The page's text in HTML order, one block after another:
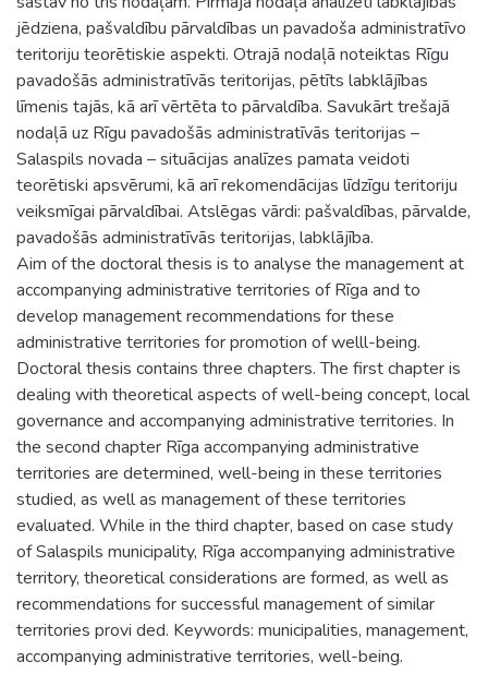
jēdziena, pašvaldību pārvaldības un pavadoša administratīvo
teritoriju teorētiskie aspekti. Otrajā nodaļā noteiktas Rīgu
pavadošās administratīvās teritorijas, pētīts labklājības
līmenis tajās, kā arī vērtēta to pārvaldība. Savukārt trešajā
nodaļā uz Rīgu pavadošās administratīvās teritorijas –
Salaspils novada – situācijas analīzes pamata veidoti
teorētiski apsvērumi, kā arī rekomendācijas līdzīgu teritoriju
veiksmīgai pārvaldībai. Atslēgas vārdi: pašvaldības, pārvalde,
pavadošās administratīvās teritorijas, labklājība.
Aim of the doctoral thesis is to analyse the management at
accompanying administrative territories of Rīga and to
develop management recommendations for these
administrative territories for promotion of welll-being.
Doctoral thesis contains three chapters. The first chapter is
dealing with theoretical aspects of well-being concept, local
governance and accompanying administrative territories. In
the second chapter Rīga accompanying administrative
territories are determined, well-being in these territories
studied, as well as management of these territories
evaluated. While in the third chapter, based on case study
of Salaspils municipality, Rīga accompanying administrative
territory, theoretical considerations are formed, as well as
recommendations for successful management of similar
territories provi ded. Keywords: municipalities, management,
accompanying administrative territories, well-being.